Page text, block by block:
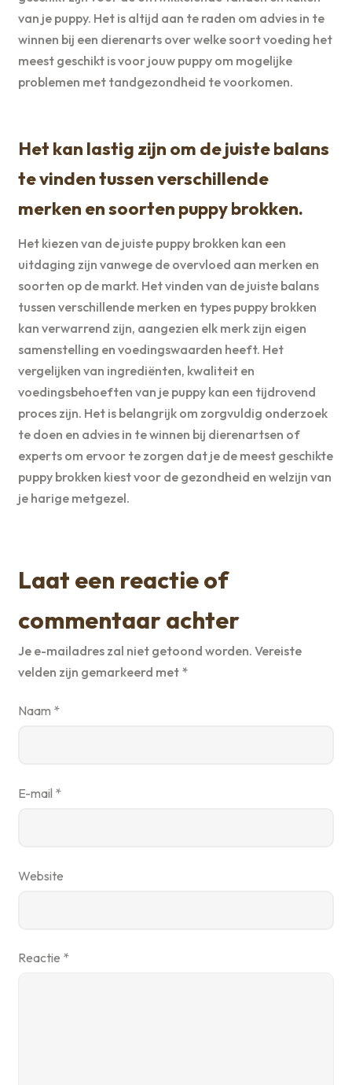
van je puppy. Het is altijd aan te raden om advies in te
winnen bij een dierenarts over welke soort voeding het
meest geschikt is voor jouw puppy om mogelijke
problemen met tandgezondheid te voorkomen.
Het kan lastig zijn om de juiste balans
te vinden tussen verschillende
merken en soorten puppy brokken.
Het kiezen van de juiste puppy brokken kan een
uitdaging zijn vanwege de overvloed aan merken en
soorten op de markt. Het vinden van de juiste balans
tussen verschillende merken en types puppy brokken
kan verwarrend zijn, aangezien elk merk zijn eigen
samenstelling en voedingswaarden heeft. Het
vergelijken van ingrediënten, kwaliteit en
voedingsbehoeften van je puppy kan een tijdrovend
proces zijn. Het is belangrijk om zorgvuldig onderzoek
te doen en advies in te winnen bij dierenartsen of
experts om ervoor te zorgen dat je de meest geschikte
puppy brokken kiest voor de gezondheid en welzijn van
je harige metgezel.
Laat een reactie of
commentaar achter
Je e-mailadres zal niet getoond worden. Vereiste
velden zijn gemarkeerd met *
Naam *
E-mail *
Website
Reactie *